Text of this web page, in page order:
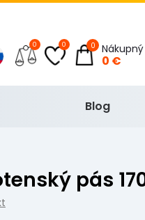
0 0
0 €
0
Blog
pás